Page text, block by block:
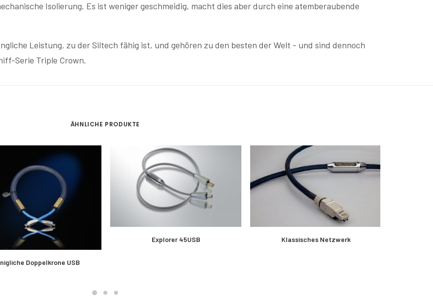
Isolierung. Es ist weniger geschmeidig, macht dies aber durch eine atemberaubende
Leistung, zu der Siltech fähig ist, und gehören zu den besten der Welt - und sind dennoch
Serie Triple Crown.
ÄHNLICHE PRODUKTE
MEHR LESEN
Doppelkrone USB
MEHR LESEN
Explorer 45USB MEHR LESEN
Klassisches Netzwerk